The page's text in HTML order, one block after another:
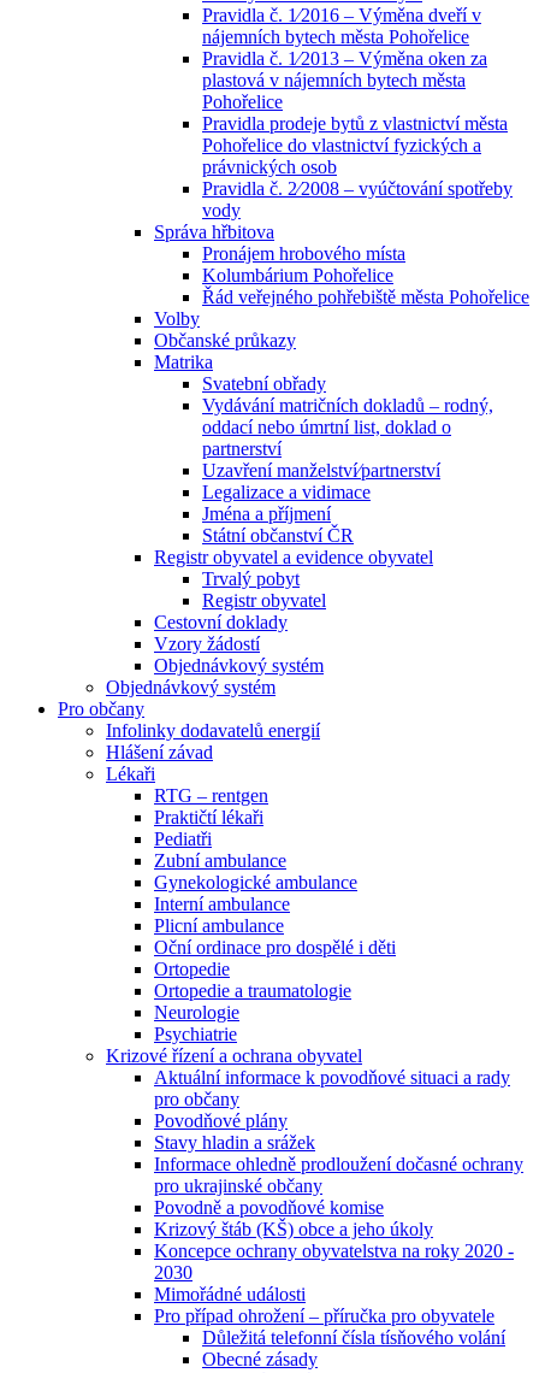
Pravidla č. 1⁄2016 – Výměna dveří v
nájemních bytech města Pohořelice
Pravidla č. 1⁄2013 – Výměna oken za
plastová v nájemních bytech města
Pohořelice
Pravidla prodeje bytů z vlastnictví města
Pohořelice do vlastnictví fyzických a
právnických osob
Pravidla č. 2⁄2008 – vyúčtování spotřeby
vody
Správa hřbitova
Pronájem hrobového místa
Kolumbárium Pohořelice
Řád veřejného pohřebiště města Pohořelice
Volby
Občanské průkazy
Matrika
Svatební obřady
Vydávání matričních dokladů – rodný,
oddací nebo úmrtní list, doklad o
partnerství
Uzavření manželství⁄partnerství
Legalizace a vidimace
Jména a příjmení
Státní občanství ČR
Registr obyvatel a evidence obyvatel
Trvalý pobyt
Registr obyvatel
Cestovní doklady
Vzory žádostí
Objednávkový systém
Objednávkový systém
Pro občany
Infolinky dodavatelů energií
Hlášení závad
Lékaři
RTG – rentgen
Praktičtí lékaři
Pediatři
Zubní ambulance
Gynekologické ambulance
Interní ambulance
Plicní ambulance
Oční ordinace pro dospělé i děti
Ortopedie
Ortopedie a traumatologie
Neurologie
Psychiatrie
Krizové řízení a ochrana obyvatel
Aktuální informace k povodňové situaci a rady
pro občany
Povodňové plány
Stavy hladin a srážek
Informace ohledně prodloužení dočasné ochrany
pro ukrajinské občany
Povodně a povodňové komise
Krizový štáb (KŠ) obce a jeho úkoly
Koncepce ochrany obyvatelstva na roky 2020 -
2030
Mimořádné události
Pro případ ohrožení – příručka pro obyvatele
Důležitá telefonní čísla tísňového volání
Obecné zásady